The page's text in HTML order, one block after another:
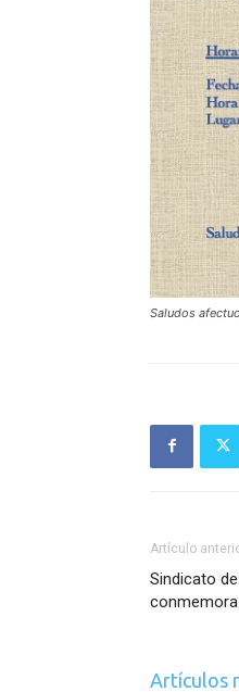
Saludos
Artículo
Sindicato
conmemora
Artículos